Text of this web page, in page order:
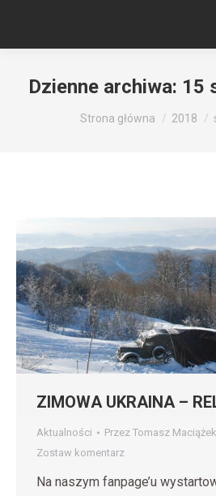
Dzienne archiwa: 15
Jesteś tutaj:
Strona główna 2018
ZIMOWA UKRAINA –
Aktualności Przez Tomasz Maciążek
Zostaw komentarz
Na naszym fanpage’u